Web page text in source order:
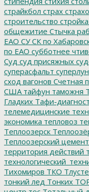
страйкбол страх
строительство стройка
общежитие Стычка
ЕАО СУ СК по
по ЕАО субботнее
Суд суд присяжных
суперасфальт
сход вагонов Счетная
США тайфун таможня
Гладких Тафи-
телемедицинские
экономика тепловоз
Теплоозерск
Теплоозерский
территория действий
Тихомиров ТКО
тонкий лед Тонких